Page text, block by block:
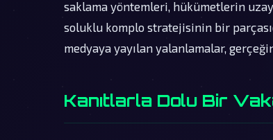
saklama yöntemleri, hükümetlerin
soluklu komplo stratejisinin bir
medyaya yayılan yalanlamalar,
Kanıtlarla Dolu Bir